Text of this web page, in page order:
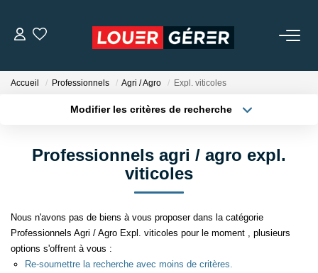
LOCATIONS
MISSIONS DE GESTION
GARANTIE DE LOYERS
NOS TÉMOIGNAGES
Accueil Professionnels Agri / Agro Expl. viticoles
Modifier les critères de recherche
Budget max
Professionnels agri / agro expl.
viticoles
Nous n'avons pas de biens à vous proposer dans la catégorie
Professionnels Agri / Agro Expl. viticoles pour le moment , plusieurs
options s'offrent à vous :
Re-soumettre la recherche avec moins de critères.